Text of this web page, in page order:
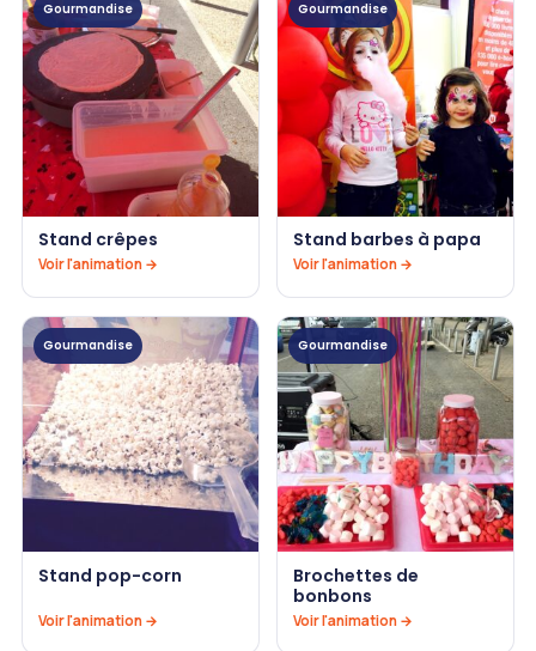
Gourmandise
Stand crêpes
Voir l'animation →
Gourmandise
Stand barbes à papa
Voir l'animation →
Gourmandise
Stand pop-corn
Voir l'animation →
Gourmandise
Brochettes de
bonbons
Voir l'animation →